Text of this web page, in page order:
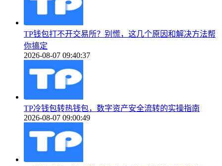
TP钱包打不开交易所？别慌，这几个原因和解决方法帮
你搞定
2026-08-07 09:40:37
TP冷钱包转热钱包，数字资产安全流转的实操指南
2026-08-07 09:00:49